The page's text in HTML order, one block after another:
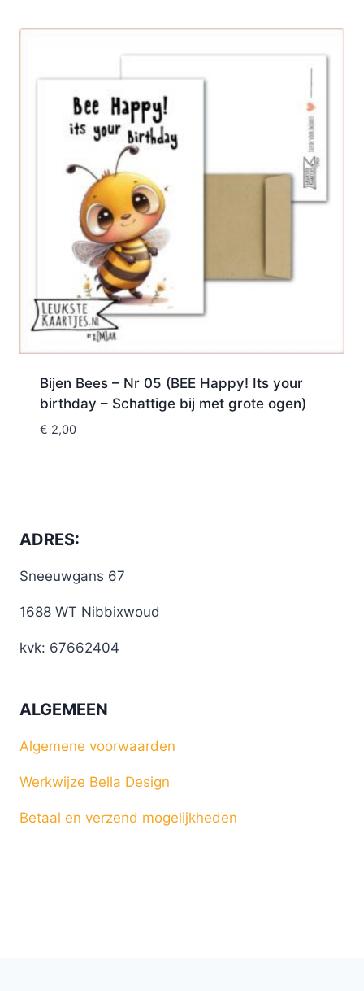
Bijen Bees – Nr 05 (BEE Happy! Its your
birthday – Schattige bij met grote ogen)
€ 2,00
ADRES:
Sneeuwgans 67
1688 WT Nibbixwoud
kvk: 67662404
ALGEMEEN
Algemene voorwaarden
Werkwijze Bella Design
Betaal en verzend mogelijkheden